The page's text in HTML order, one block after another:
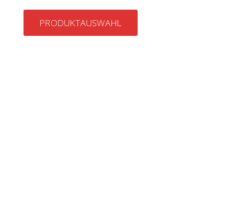
PRODUKTAUSWAHL